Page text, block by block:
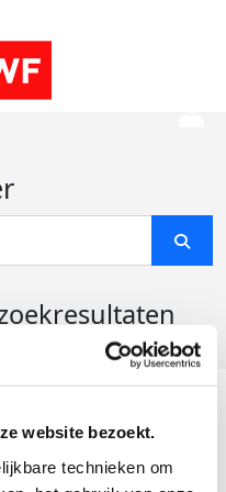
website bezoekt.
technieken om